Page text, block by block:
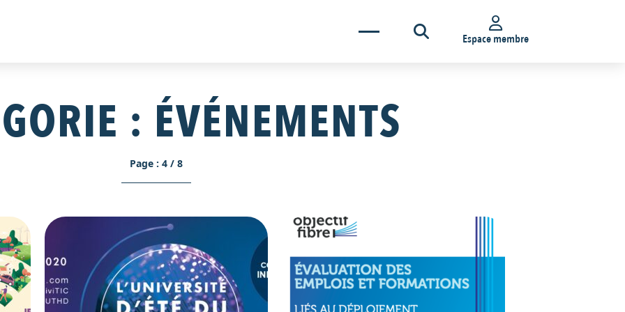
Espace membre
: ÉVÉNEMENTS
Page : 4 / 8